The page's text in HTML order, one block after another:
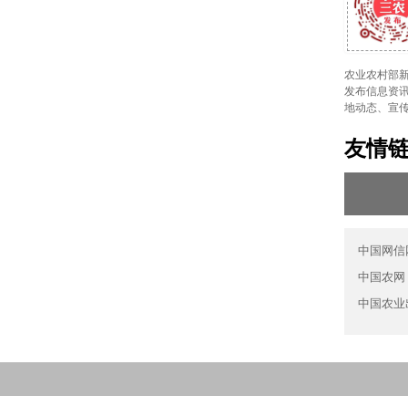
农业农村部
发布信息资
地动态、宣
友情
中国网信
中国农网
中国农业